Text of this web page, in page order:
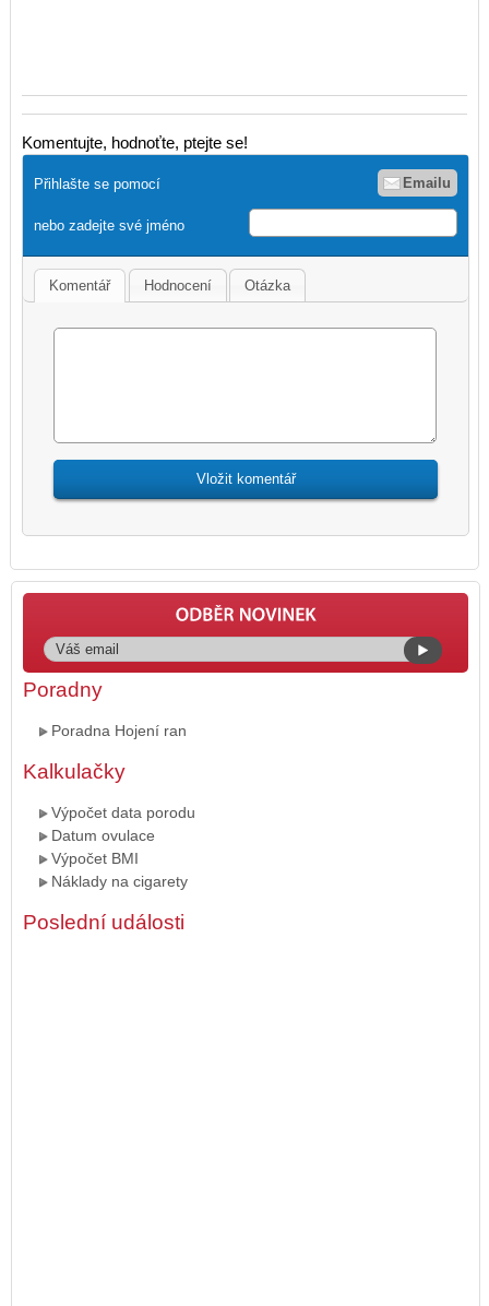
Komentujte, hodnoťte, ptejte se!
Přihlašte se pomocí Emailu
nebo zadejte své jméno
Komentář Hodnocení Otázka
Poradny
Poradna Hojení ran
Kalkulačky
Výpočet data porodu
Datum ovulace
Výpočet BMI
Náklady na cigarety
Poslední události